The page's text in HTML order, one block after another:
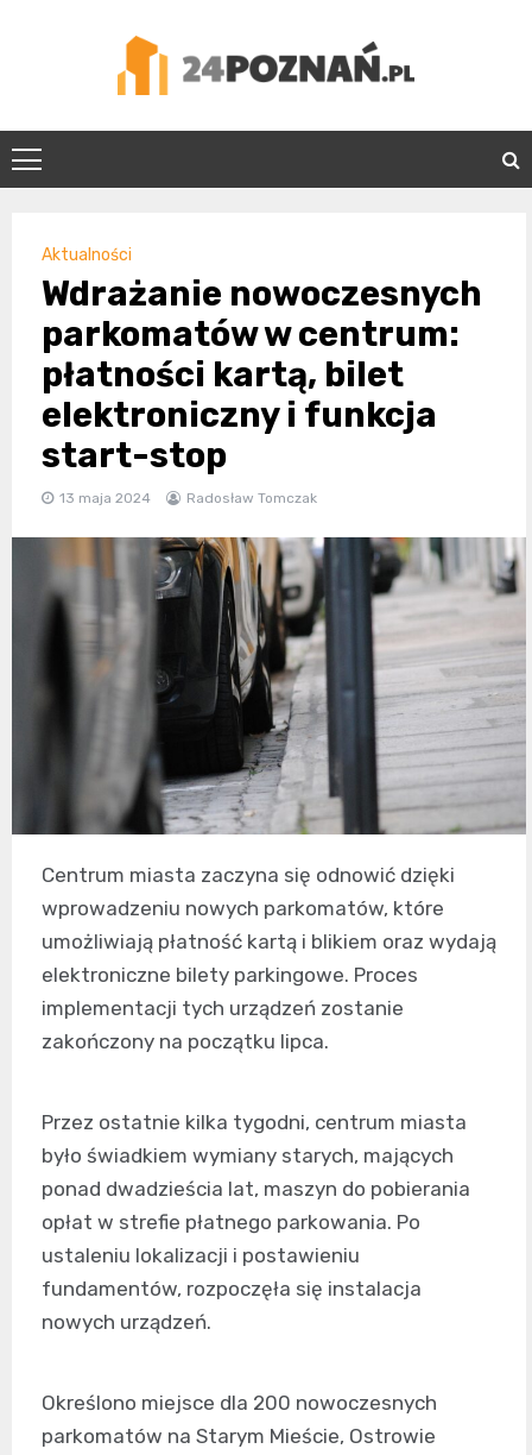
24Poznań.pl
Aktualności
Wdrażanie nowoczesnych
parkomatów w centrum:
płatności kartą, bilet
elektroniczny i funkcja
start-stop
13 maja 2024 Radosław Tomczak
Centrum miasta zaczyna się odnowić dzięki
wprowadzeniu nowych parkomatów, które
umożliwiają płatność kartą i blikiem oraz wydają
elektroniczne bilety parkingowe. Proces
implementacji tych urządzeń zostanie
zakończony na początku lipca.
Przez ostatnie kilka tygodni, centrum miasta
było świadkiem wymiany starych, mających
ponad dwadzieścia lat, maszyn do pobierania
opłat w strefie płatnego parkowania. Po
ustaleniu lokalizacji i postawieniu
fundamentów, rozpoczęła się instalacja
nowych urządzeń.
Określono miejsce dla 200 nowoczesnych
parkomatów na Starym Mieście, Ostrowie